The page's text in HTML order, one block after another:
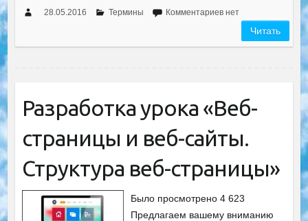
28.05.2016 Термины Комментариев нет
Читать
Разработка урока «Веб-
страницы и веб-сайты.
Структура веб-страницы»
Было просмотрено 4 623
Предлагаем вашему вниманию